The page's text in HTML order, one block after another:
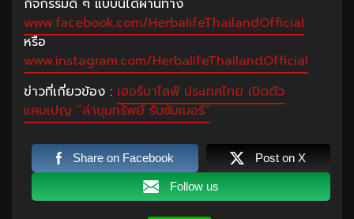
กิจกรรมดี ๆ แบบนี้ได้ผ่านทาง
www.facebook.com/HerbalifeThailandOfficial
หรือ
www.instagram.com/HerbalifeThailandOfficial
ข่าวที่เกี่ยวข้อง : เฮอร์บาไลฟ์ ประเทศไทย เปิดตัว
แคมเปญ “ล่าขุมทรัพย์ รับซัมเมอร์”
Share on Facebook Post on X
Follow us